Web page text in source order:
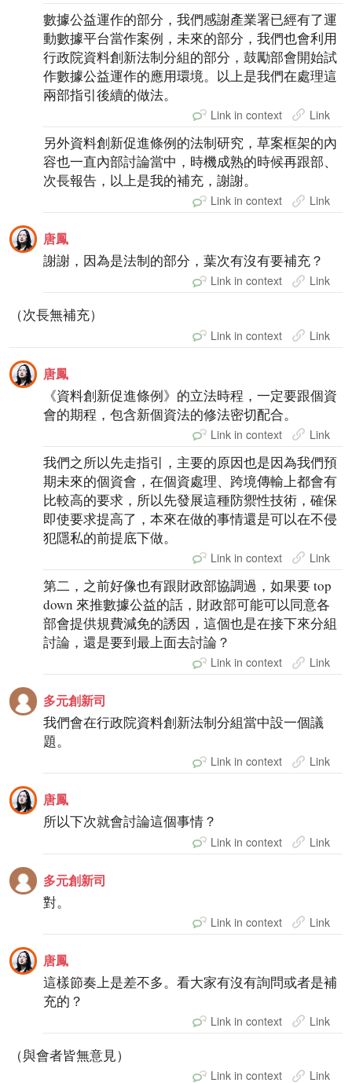
數據公益運作的部分，我們感謝產業署已經有了運
動數據平台當作案例，未來的部分，我們也會利用
行政院資料創新法制分組的部分，鼓勵部會開始試
作數據公益運作的應用環境。以上是我們在處理這
兩部指引後續的做法。
Link in context Link
另外資料創新促進條例的法制研究，草案框架的內
容也一直內部討論當中，時機成熟的時候再跟部、
次長報告，以上是我的補充，謝謝。
Link in context Link
唐鳳
謝謝，因為是法制的部分，葉次有沒有要補充？
Link in context Link
（次長無補充）
Link in context Link
唐鳳
《資料創新促進條例》的立法時程，一定要跟個資
會的期程，包含新個資法的修法密切配合。
Link in context Link
我們之所以先走指引，主要的原因也是因為我們預
期未來的個資會，在個資處理、跨境傳輸上都會有
比較高的要求，所以先發展這種防禦性技術，確保
即使要求提高了，本來在做的事情還是可以在不侵
犯隱私的前提底下做。
Link in context Link
第二，之前好像也有跟財政部協調過，如果要 top
down 來推數據公益的話，財政部可能可以同意各
部會提供規費減免的誘因，這個也是在接下來分組
討論，還是要到最上面去討論？
Link in context Link
多元創新司
我們會在行政院資料創新法制分組當中設一個議
題。
Link in context Link
唐鳳
所以下次就會討論這個事情？
Link in context Link
多元創新司
對。
Link in context Link
唐鳳
這樣節奏上是差不多。看大家有沒有詢問或者是補
充的？
Link in context Link
（與會者皆無意見）
Link in context Link